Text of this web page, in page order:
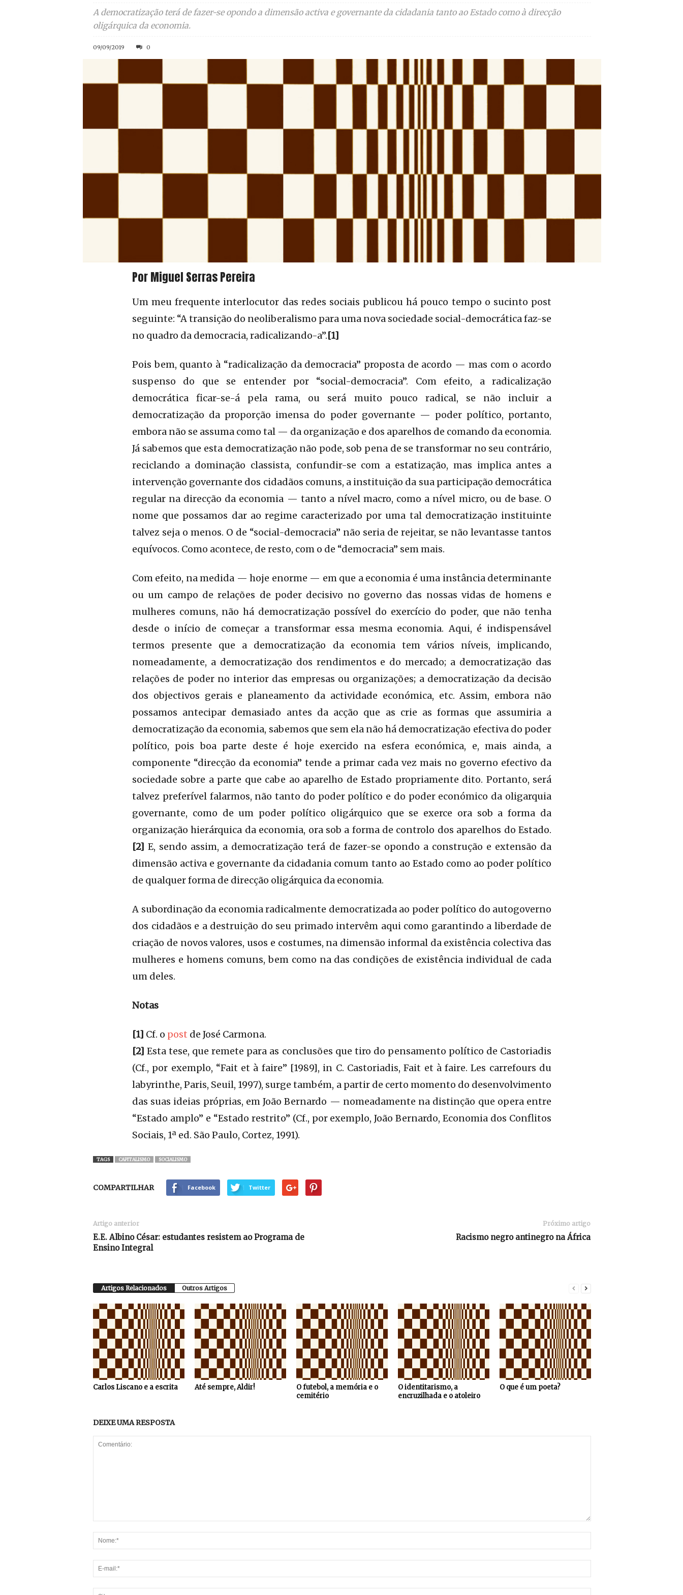
A democratização terá de fazer-se opondo a dimensão activa e governante da cidadania tanto ao Estado como à direcção
oligárquica da economia.
09/09/2019 0
Por Miguel Serras Pereira
Um meu frequente interlocutor das redes sociais publicou há pouco tempo o sucinto post
seguinte: “A transição do neoliberalismo para uma nova sociedade social-democrática faz-se
no quadro da democracia, radicalizando-a”.[1]
Pois bem, quanto à “radicalização da democracia” proposta de acordo — mas com o acordo
suspenso do que se entender por “social-democracia”. Com efeito, a radicalização
democrática ficar-se-á pela rama, ou será muito pouco radical, se não incluir a
democratização da proporção imensa do poder governante — poder político, portanto,
embora não se assuma como tal — da organização e dos aparelhos de comando da economia.
Já sabemos que esta democratização não pode, sob pena de se transformar no seu contrário,
reciclando a dominação classista, confundir-se com a estatização, mas implica antes a
intervenção governante dos cidadãos comuns, a instituição da sua participação democrática
regular na direcção da economia — tanto a nível macro, como a nível micro, ou de base. O
nome que possamos dar ao regime caracterizado por uma tal democratização instituinte
talvez seja o menos. O de “social-democracia” não seria de rejeitar, se não levantasse tantos
equívocos. Como acontece, de resto, com o de “democracia” sem mais.
Com efeito, na medida — hoje enorme — em que a economia é uma instância determinante
ou um campo de relações de poder decisivo no governo das nossas vidas de homens e
mulheres comuns, não há democratização possível do exercício do poder, que não tenha
desde o início de começar a transformar essa mesma economia. Aqui, é indispensável
termos presente que a democratização da economia tem vários níveis, implicando,
nomeadamente, a democratização dos rendimentos e do mercado; a democratização das
relações de poder no interior das empresas ou organizações; a democratização da decisão
dos objectivos gerais e planeamento da actividade económica, etc. Assim, embora não
possamos antecipar demasiado antes da acção que as crie as formas que assumiria a
democratização da economia, sabemos que sem ela não há democratização efectiva do poder
político, pois boa parte deste é hoje exercido na esfera económica, e, mais ainda, a
componente “direcção da economia” tende a primar cada vez mais no governo efectivo da
sociedade sobre a parte que cabe ao aparelho de Estado propriamente dito. Portanto, será
talvez preferível falarmos, não tanto do poder político e do poder económico da oligarquia
governante, como de um poder político oligárquico que se exerce ora sob a forma da
organização hierárquica da economia, ora sob a forma de controlo dos aparelhos do Estado.
[2] E, sendo assim, a democratização terá de fazer-se opondo a construção e extensão da
dimensão activa e governante da cidadania comum tanto ao Estado como ao poder político
de qualquer forma de direcção oligárquica da economia.
A subordinação da economia radicalmente democratizada ao poder político do autogoverno
dos cidadãos e a destruição do seu primado intervêm aqui como garantindo a liberdade de
criação de novos valores, usos e costumes, na dimensão informal da existência colectiva das
mulheres e homens comuns, bem como na das condições de existência individual de cada
um deles.
Notas
[1] Cf. o post de José Carmona.
[2] Esta tese, que remete para as conclusões que tiro do pensamento político de Castoriadis
(Cf., por exemplo, “Fait et à faire” [1989], in C. Castoriadis, Fait et à faire. Les carrefours du
labyrinthe, Paris, Seuil, 1997), surge também, a partir de certo momento do desenvolvimento
das suas ideias próprias, em João Bernardo — nomeadamente na distinção que opera entre
“Estado amplo” e “Estado restrito” (Cf., por exemplo, João Bernardo, Economia dos Conflitos
Sociais, 1ª ed. São Paulo, Cortez, 1991).
TAGS CAPITALISMO SOCIALISMO
COMPARTILHAR Facebook Twitter
Artigo anterior
E.E. Albino César: estudantes resistem ao Programa de
Ensino Integral
Próximo artigo
Racismo negro antinegro na África
Artigos Relacionados Outros Artigos
Carlos Liscano e a escrita Até sempre, Aldir!
O futebol, a memória e o
cemitério
O identitarismo, a
encruzilhada e o atoleiro
O que é um poeta?
DEIXE UMA RESPOSTA